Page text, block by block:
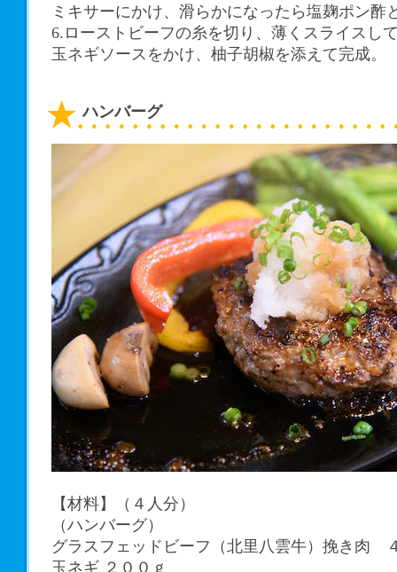
ミキサーにかけ、滑らかになったら塩麹ポン酢
6.ローストビーフの糸を切り、薄くスライスし
玉ネギソースをかけ、柚子胡椒を添えて完成。
ハンバーグ
【材料】（４人分）
（ハンバーグ）
グラスフェッドビーフ（北里八雲牛）挽き肉
玉ネギ ２００ｇ